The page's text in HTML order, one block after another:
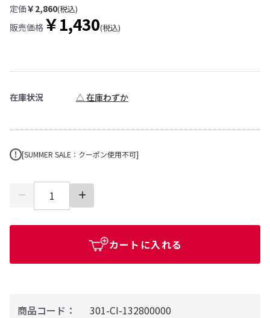
商品コード：
301-CI-132800000
定価￥2,860(税込)
販売価格 ￥1,430(税込)
在庫状況 △ 在庫わずか
[SUMMER SALE：クーポン使用不可]
カートに入れる